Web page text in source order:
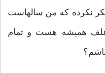
نکرده که من سالهاست
همیشه هست و تمام